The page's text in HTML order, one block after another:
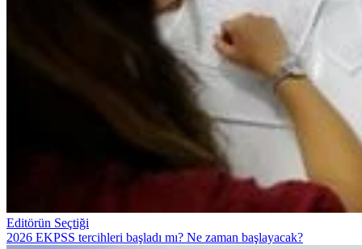
Editörün Seçtiği
2026 EKPSS tercihleri başladı mı? Ne zaman başlayacak?